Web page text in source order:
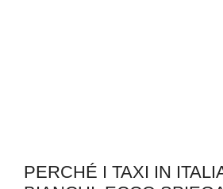
PERCHÉ I TAXI IN